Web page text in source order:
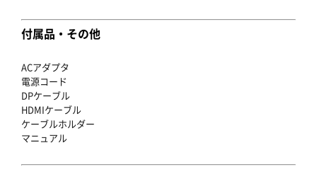
付属品・その他
ACアダプタ
電源コード
DPケーブル
HDMIケーブル
ケーブルホルダー
マニュアル